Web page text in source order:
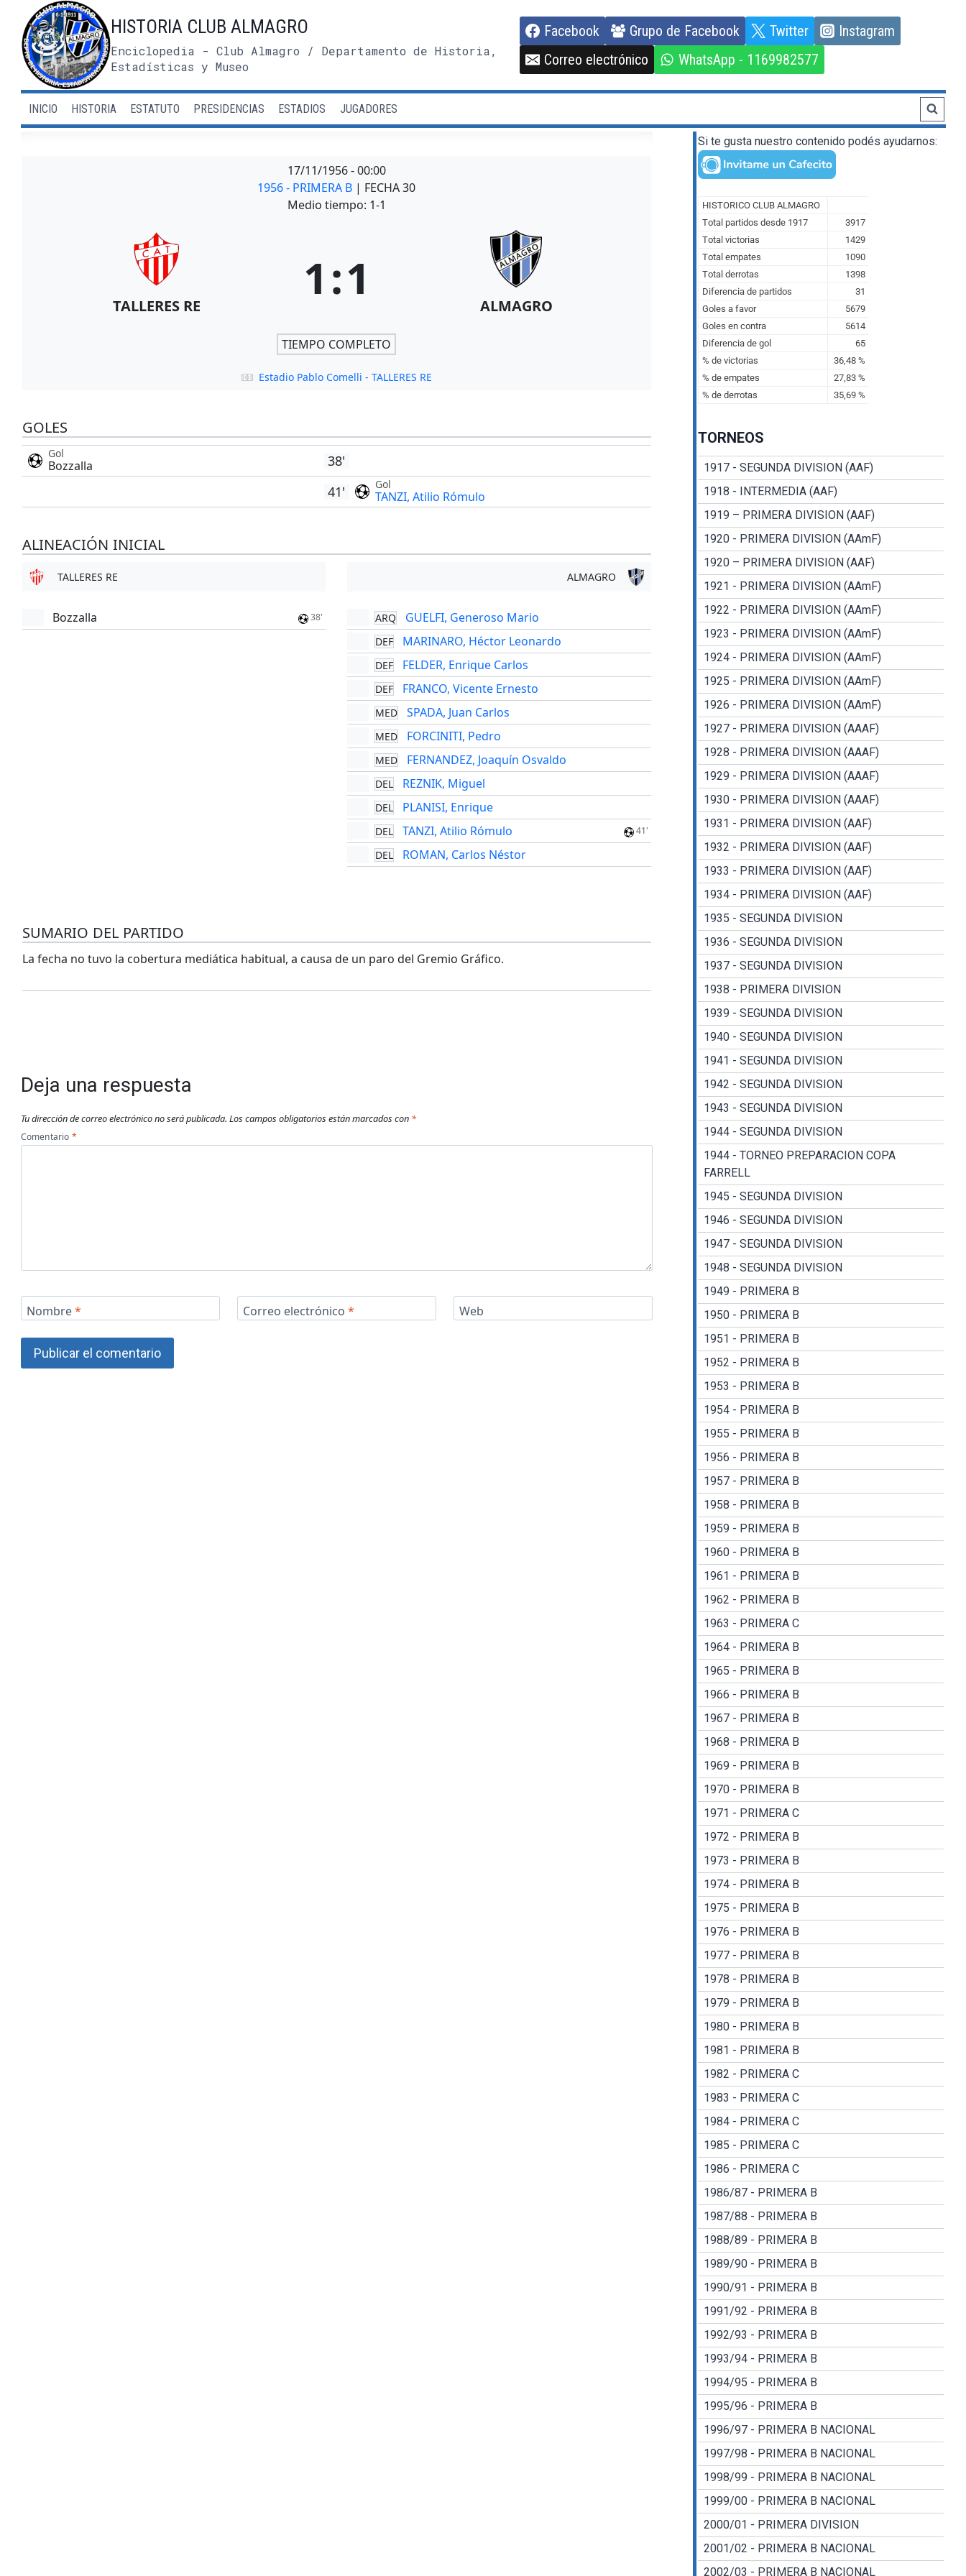
contenido
HISTORIA CLUB ALMAGRO
Enciclopedia - Club Almagro / Departamento de Historia,
Estadísticas y Museo
Facebook Grupo de Facebook Twitter
Instagram
Correo electrónico
WhatsApp - 1169982577
INICIO HISTORIA ESTATUTO PRESIDENCIAS ESTADIOS JUGADORES
17/11/1956-00:00
1956 - PRIMERA B | FECHA 30
Medio tiempo: 1-1
TALLERES RE 1:1 ALMAGRO
TIEMPO COMPLETO
Estadio Pablo Comelli - TALLERES RE
GOLES
Gol
Bozzalla
38'
41'
Gol
TANZI, Atilio Rómulo
ALINEACIÓN INICIAL
TALLERES RE
Bozzalla 38'
ALMAGRO
ARQ GUELFI, Generoso Mario
DEF MARINARO, Héctor Leonardo
DEF FELDER, Enrique Carlos
DEF FRANCO, Vicente Ernesto
MED SPADA, Juan Carlos
MED FORCINITI, Pedro
MED FERNANDEZ, Joaquín Osvaldo
DEL REZNIK, Miguel
DEL PLANISI, Enrique
DEL TANZI, Atilio Rómulo 41'
DEL ROMAN, Carlos Néstor
SUMARIO DEL PARTIDO
La fecha no tuvo la cobertura mediática habitual, a causa de un paro del Gremio Gráfico.
Deja una respuesta
Tu dirección de correo electrónico no será publicada. Los campos obligatorios están marcados con *
Comentario *
Nombre* Correo electrónico * Web
Si te gusta nuestro contenido podés ayudarnos:
TORNEOS
1917 - SEGUNDA DIVISION (AAF)
1918 - INTERMEDIA (AAF)
1919 – PRIMERA DIVISION (AAF)
1920 - PRIMERA DIVISION (AAmF)
1920 – PRIMERA DIVISION (AAF)
1921 - PRIMERA DIVISION (AAmF)
1922 - PRIMERA DIVISION (AAmF)
1923 - PRIMERA DIVISION (AAmF)
1924 - PRIMERA DIVISION (AAmF)
1925 - PRIMERA DIVISION (AAmF)
1926 - PRIMERA DIVISION (AAmF)
1927 - PRIMERA DIVISION (AAAF)
1928 - PRIMERA DIVISION (AAAF)
1929 - PRIMERA DIVISION (AAAF)
1930 - PRIMERA DIVISION (AAAF)
1931 - PRIMERA DIVISION (AAF)
1932 - PRIMERA DIVISION (AAF)
1933 - PRIMERA DIVISION (AAF)
1934 - PRIMERA DIVISION (AAF)
1935 - SEGUNDA DIVISION
1936 - SEGUNDA DIVISION
1937 - SEGUNDA DIVISION
1938 - PRIMERA DIVISION
1939 - SEGUNDA DIVISION
1940 - SEGUNDA DIVISION
1941 - SEGUNDA DIVISION
1942 - SEGUNDA DIVISION
1943 - SEGUNDA DIVISION
1944 - SEGUNDA DIVISION
1944 - TORNEO PREPARACION COPA
FARRELL
1945 - SEGUNDA DIVISION
1946 - SEGUNDA DIVISION
1947 - SEGUNDA DIVISION
1948 - SEGUNDA DIVISION
1949 - PRIMERA B
1950 - PRIMERA B
1951 - PRIMERA B
1952 - PRIMERA B
1953 - PRIMERA B
1954 - PRIMERA B
1955 - PRIMERA B
1956 - PRIMERA B
1957 - PRIMERA B
1958 - PRIMERA B
1959 - PRIMERA B
1960 - PRIMERA B
1961 - PRIMERA B
1962 - PRIMERA B
1963 - PRIMERA C
1964 - PRIMERA B
1965 - PRIMERA B
1966 - PRIMERA B
1967 - PRIMERA B
1968 - PRIMERA B
1969 - PRIMERA B
1970 - PRIMERA B
1971 - PRIMERA C
1972 - PRIMERA B
1973 - PRIMERA B
1974 - PRIMERA B
1975 - PRIMERA B
1976 - PRIMERA B
1977 - PRIMERA B
1978 - PRIMERA B
1979 - PRIMERA B
1980 - PRIMERA B
1981 - PRIMERA B
1982 - PRIMERA C
1983 - PRIMERA C
1984 - PRIMERA C
1985 - PRIMERA C
1986 - PRIMERA C
1986/87 - PRIMERA B
1987/88 - PRIMERA B
1988/89 - PRIMERA B
1989/90 - PRIMERA B
1990/91 - PRIMERA B
1991/92 - PRIMERA B
1992/93 - PRIMERA B
1993/94 - PRIMERA B
1994/95 - PRIMERA B
1995/96 - PRIMERA B
1996/97 - PRIMERA B NACIONAL
1997/98 - PRIMERA B NACIONAL
1998/99 - PRIMERA B NACIONAL
1999/00 - PRIMERA B NACIONAL
2000/01 - PRIMERA DIVISION
2001/02 - PRIMERA B NACIONAL
2002/03 - PRIMERA B NACIONAL